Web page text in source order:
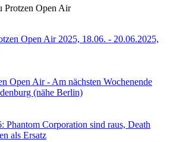
Protzen Open Air
Open Air 2025, 18.06. - 20.06.2025,
Open Air - Am nächsten Wochenende
(nähe Berlin)
Phantom Corporation sind raus, Death
als Ersatz